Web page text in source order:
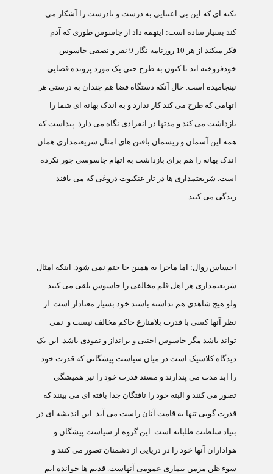
نکته ای که اين بی اعتنايی به درست و نادرست را آشکار می
کند بسيار ساده است: اينهمه داد از جاسوس طوری که آدم
فکر میکند از هر 10 روزنامه نگار 9 نفر و نصفی جاسوس
خودفروخته اند تا کنون به طرح حتی يک مورد پرونده قضايی
نينجاميده است. حال آنکه دستگاه قضا هم چندان به درستی هر
اتهامی که طرح می کند کار ندارد و به اندک بهانه ای شما را
بازداشت می کند و مدتها در انفرادی نگاه می دارد. پيداست که
همه اين آسمان و ريسمان بافتن های امثال شريعتمداری همان
اندک بهانه را هم برای بازداشت به اتهام جاسوسی جور نکرده
است. شريعتمداری ها در تار عنکبوت دروغی که می بافند
زندگی می کنند.
احساس زوال: اما ماجرا به همين جا ختم نمی شود. اينکه امثال
شريعتمداری هر اهل قلم مخالفی را جاسوس تلقی می کنند
ولو هيچ شاهدی هم نداشته باشند خود بسيار معنادار است. از
نظر آنها کسی با قدرت بلامنازع حاکم مخالف نيست و نمی
تواند باشد مگر جاسوس اجنبی و برانداز و نفوذی باشد. اين يک
ديدگاه کلاسيک است در ميان سياست پيشگانی که قدرت خود
را ابد مدت می پندارند و مسند قدرت خود را نيز هميشگی
تصور می کنند و البته خود را تافتگان جدا بافته ای می بينند که
قدرت گويی تنها به قامت آنان راست می آيد. اين انديشه ای در
بنياد سلطنت طلبانه است. اين گروه از سياست پيشگان و
هواداران آنها خود را در دريايی از دشمنان تصور می کنند و
سوء ظن مزمن بيماری عمومی آنهاست. قديم ها خوانده ايم